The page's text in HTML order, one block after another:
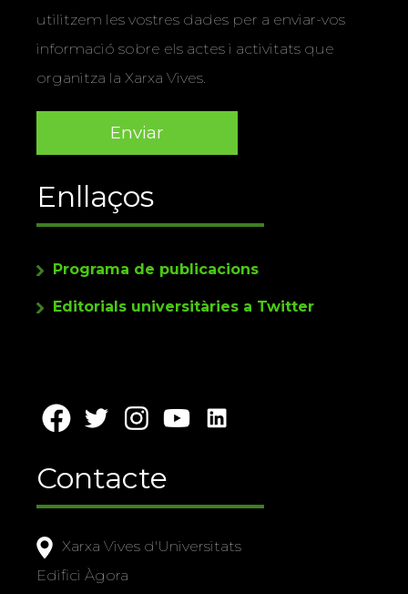
utilitzem les vostres dades per a enviar-vos
informació sobre els actes i activitats que
organitza la Xarxa Vives.
Enllaços
Programa de publicacions
Editorials universitàries a Twitter
Contacte
Xarxa Vives d'Universitats
Edifici Àgora